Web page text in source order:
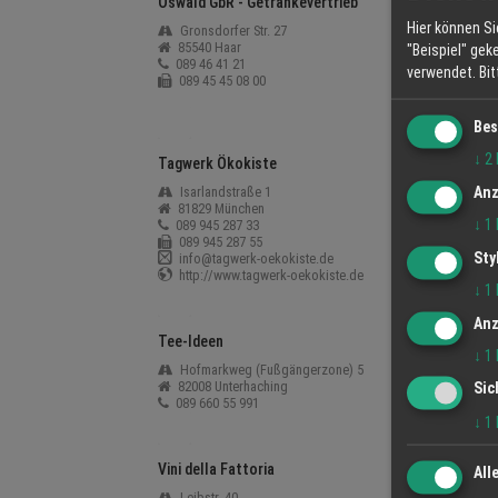
Gronsdorfer Str. 27
85540 Haar
089 46 41 21
089 45 45 08 00
85521
089 609
Tagwerk Ökokiste
Isarlandstraße 1
81829 München
089 945 287 33
089 945 287 55
info@tagwerk-oekokiste.de
http://www.tagwerk-oekokiste.de
85579
089 60
Tee-Ideen
Hofmarkweg (Fußgängerzone) 5
82008 Unterhaching
089 660 55 991
Tee-Stub´n
85551
089 94
Vini della Fattoria
Hier können
"Beispiel"
verwendet.
↓ 2
↓ 1
↓ 1
↓ 1
↓ 1